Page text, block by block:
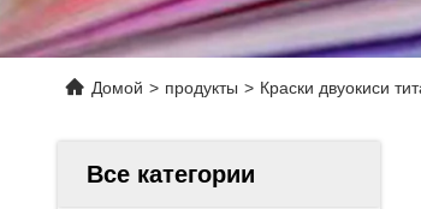
Домой > продукты > Краски двуокиси
Все категории